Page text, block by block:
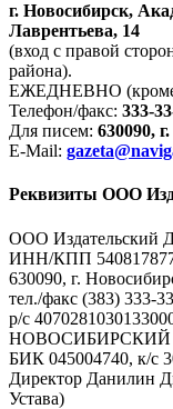
г. Новосибирск,
Лаврентьева, 14
(вход с правой
района).
ЕЖЕДНЕВНО (кроме
Телефон/факс: 333-
Для писем: 630090,
E-Mail:
Реквизиты ООО
ООО
ИНН/КПП
630090, г.
тел./факс (383) 333-
р/с
НОВОСИБИРСКИЙ
БИК 045004740, к/с
Директор Данилин
Устава)